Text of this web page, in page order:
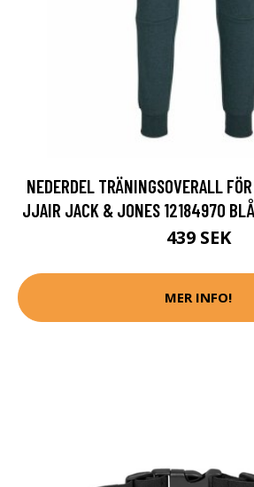
NEDERDEL TRÄNINGSOVERALL
JJAIR JACK & JONES 12184970
439 SEK
MER INFO!